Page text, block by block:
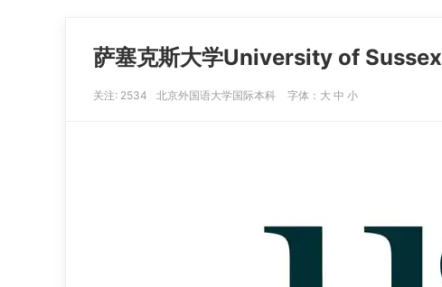
萨塞克斯大学University of Sussex
关注: 2534 北京外国语大学国际本科 字体： 大 中 小